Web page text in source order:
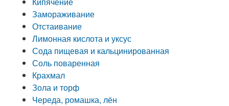
Замораживание
Отстаивание
Лимонная кислота и уксус
Сода пищевая и кальцинированная
Соль поваренная
Крахмал
Зола и торф
Череда, ромашка, лён